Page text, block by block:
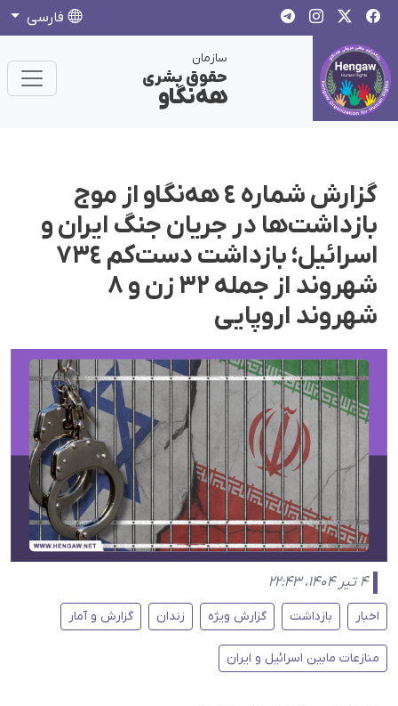
فارسی
سازمان
حقوق بشری
هەنگاو
گزارش شمارە ٤ هه‌نگاو از موج
بازداشت‌ها در جریان جنگ ایران و
اسرائیل؛ بازداشت دست‌کم ٧٣٤
شهروند از جملە ۳٢ زن و ٨
شهروند اروپایی
۴ تیر ۱۴۰۴، ۲۲:۴۳
اخبار بازداشت گزارش ویژه زندان گزارش و آمار
منازعات مابین اسرائیل و ایران